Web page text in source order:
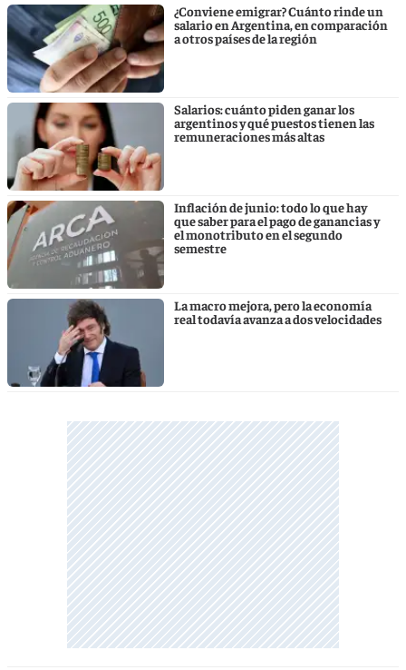
¿Conviene emigrar? Cuánto rinde un
salario en Argentina, en comparación
a otros países de la región
Salarios: cuánto piden ganar los
argentinos y qué puestos tienen las
remuneraciones más altas
Inflación de junio: todo lo que hay
que saber para el pago de ganancias y
el monotributo en el segundo
semestre
La macro mejora, pero la economía
real todavía avanza a dos velocidades